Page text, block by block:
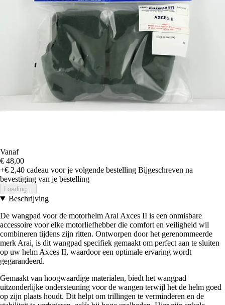
Vanaf
€ 48,00
+€ 2,40 cadeau voor je volgende bestelling Bijgeschreven na
bevestiging van je bestelling
Loading...
Beschrijving
De wangpad voor de motorhelm Arai Axces II is een onmisbare
accessoire voor elke motorliefhebber die comfort en veiligheid wil
combineren tijdens zijn ritten. Ontworpen door het gerenommeerde
merk Arai, is dit wangpad specifiek gemaakt om perfect aan te sluiten
op uw helm Axces II, waardoor een optimale ervaring wordt
gegarandeerd.
Gemaakt van hoogwaardige materialen, biedt het wangpad
uitzonderlijke ondersteuning voor de wangen terwijl het de helm goed
op zijn plaats houdt. Dit helpt om trillingen te verminderen en de